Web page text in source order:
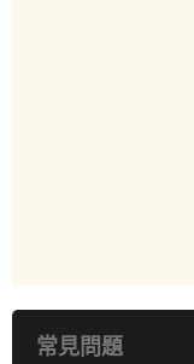
常見問題